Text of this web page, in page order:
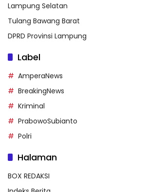
Lampung Selatan
Tulang Bawang Barat
DPRD Provinsi Lampung
Label
AmperaNews
BreakingNews
Kriminal
PrabowoSubianto
Polri
Halaman
BOX REDAKSI